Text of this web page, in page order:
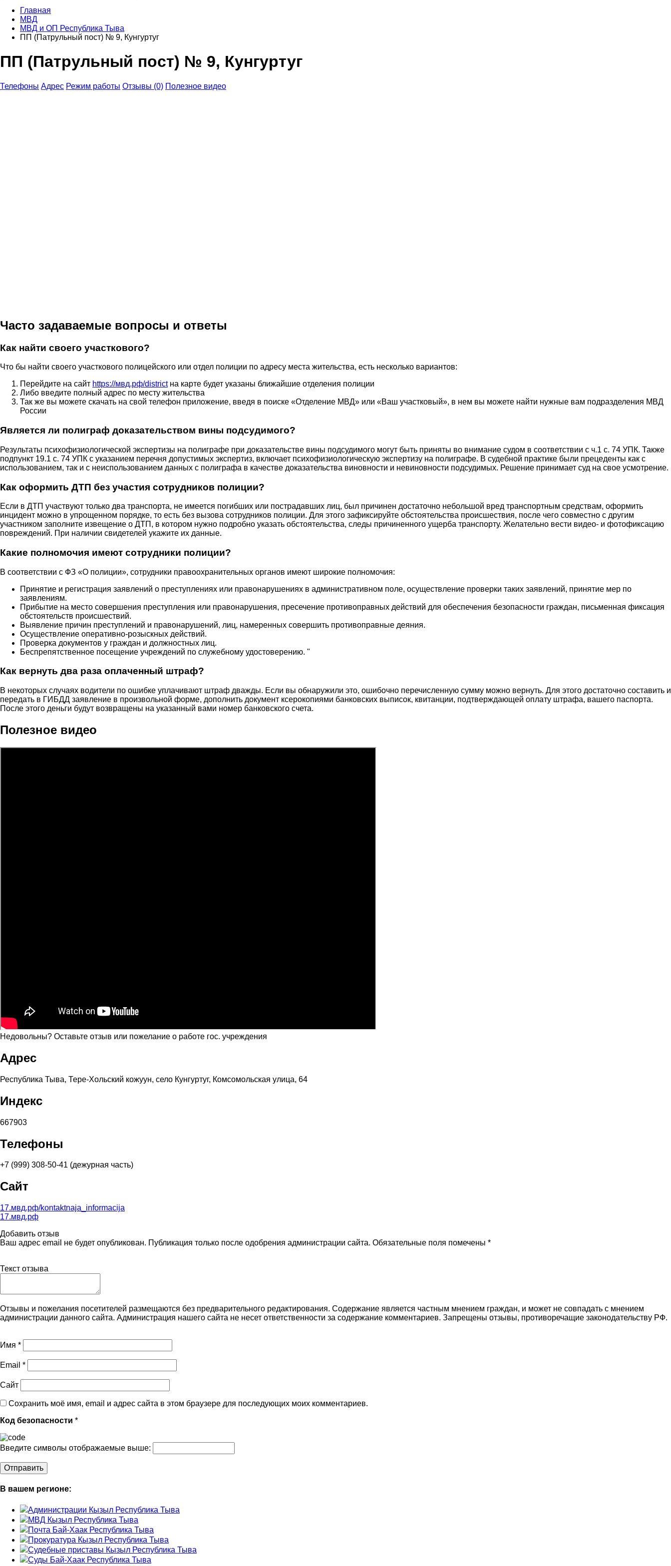
Главная
МВД
МВД и ОП Республика Тыва
ПП (Патрульный пост) № 9, Кунгуртуг
ПП (Патрульный пост) № 9, Кунгуртуг
Телефоны Адрес Режим работы Отзывы (0) Полезное видео
Часто задаваемые вопросы и ответы
Как найти своего участкового?
Что бы найти своего участкового полицейского или отдел полиции по адресу места жительства, есть несколько вариантов:
Перейдите на сайт https://мвд.рф/districtна карте будет указаны ближайшие отделения полиции
Либо введите полный адрес по месту жительства
Так же вы можете скачать на свой телефон приложение, введя в поиске «Отделение МВД» или «Ваш участковый», в нем вы можете найти нужные вам подразделения МВД
России
Является ли полиграф доказательством вины подсудимого?
Результаты психофизиологической экспертизы на полиграфе при доказательстве вины подсудимого могут быть приняты во внимание судом в соответствии с ч.1 с. 74 УПК. Также
подпункт 19.1 с. 74 УПК с указанием перечня допустимых экспертиз, включает психофизиологическую экспертизу на полиграфе. В судебной практике были прецеденты как с
использованием, так и с неиспользованием данных с полиграфа в качестве доказательства виновности и невиновности подсудимых. Решение принимает суд на свое усмотрение.
Как оформить ДТП без участия сотрудников полиции?
Если в ДТП участвуют только два транспорта, не имеется погибших или пострадавших лиц, был причинен достаточно небольшой вред транспортным средствам, оформить
инцидент можно в упрощенном порядке, то есть без вызова сотрудников полиции. Для этого зафиксируйте обстоятельства происшествия, после чего совместно с другим
участником заполните извещение о ДТП, в котором нужно подробно указать обстоятельства, следы причиненного ущерба транспорту. Желательно вести видео- и фотофиксацию
повреждений. При наличии свидетелей укажите их данные.
Какие полномочия имеют сотрудники полиции?
В соответствии с ФЗ «О полиции», сотрудники правоохранительных органов имеют широкие полномочия:
Принятие и регистрация заявлений о преступлениях или правонарушениях в административном поле, осуществление проверки таких заявлений, принятие мер по
заявлениям.
Прибытие на место совершения преступления или правонарушения, пресечение противоправных действий для обеспечения безопасности граждан, письменная фиксация
обстоятельств происшествий.
Выявление причин преступлений и правонарушений, лиц, намеренных совершить противоправные деяния.
Осуществление оперативно-розыскных действий.
Проверка документов у граждан и должностных лиц.
Беспрепятственное посещение учреждений по служебному удостоверению. "
Как вернуть два раза оплаченный штраф?
В некоторых случаях водители по ошибке уплачивают штраф дважды. Если вы обнаружили это, ошибочно перечисленную сумму можно вернуть. Для этого достаточно составить и
передать в ГИБДД заявление в произвольной форме, дополнить документ ксерокопиями банковских выписок, квитанции, подтверждающей оплату штрафа, вашего паспорта.
После этого деньги будут возвращены на указанный вами номер банковского счета.
Полезное видео
Недовольны? Оставьте отзыв или пожелание о работе гос. учреждения
Адрес
Республика Тыва, Тере-Хольский кожуун, село Кунгуртуг, Комсомольская улица, 64
Индекс
667903
Телефоны
+7 (999) 308-50-41 (дежурная часть)
Сайт
17.мвд.рф/kontaktnaja_informacija
17.мвд.рф
Добавить отзыв
Ваш адрес email не будет опубликован. Публикация только после одобрения администрации сайта. Обязательные поля помечены *
Текст отзыва
Отзывы и пожелания посетителей размещаются без предварительного редактирования. Содержание является частным мнением граждан, и может не совпадать с мнением
администрации данного сайта. Администрация нашего сайта не несет ответственности за содержание комментариев. Запрещены отзывы, противоречащие законодательству РФ.
Имя *
Email *
Сайт
Сохранить моё имя, email и адрес сайта в этом браузере для последующих моих комментариев.
Код безопасности *
Введите символы отображаемые выше:
В вашем регионе:
Администрации Кызыл Республика Тыва
МВД Кызыл Республика Тыва
Почта Бай-Хаак Республика Тыва
Прокуратура Кызыл Республика Тыва
Судебные приставы Кызыл Республика Тыва
Суды Бай-Хаак Республика Тыва